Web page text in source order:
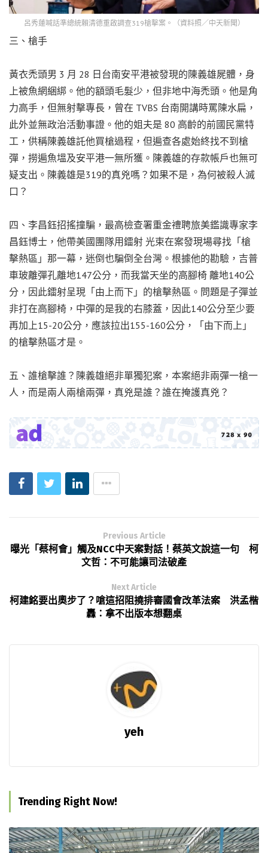
呂秀蓮喊話準總統賴清德重啟調查319槍擊案。（資料照／中天新聞）
三、槍手
黃衣禿頭男 3 月 28 日台南安平港被發現的陳義雄屍體，身
上被魚網綑綁。他的額頭毛髮少，但非地中海禿頭。他是角
力高手，但無射擊專長，曾在 TVBS 台南開講時罵陳水扁，
此外並無政治活動事證。他的姐夫是 80 高齡的前國民黨特
工，供稱陳義雄託他買槍過程，但遍查各處始終找不到槍
彈，撈遍魚塭及安平港一無所獲。陳義雄的存款帳戶也無可
疑支出。陳義雄是319的真兇嗎？如果不是，為何被殺人滅
口？
四、李昌鈺招搖撞騙，最高檢查署重金禮聘旅美鑑識專家李
昌鈺博士，他帶美國團隊用鐳射 光束在案發現場尋找「槍
擊熱區」那一幕，迷倒也騙倒全台灣。根據他的勘驗，吉普
車玻離彈孔離地147公分，而我當天坐的高腳椅 離地140公
分，因此鐳射呈現「由上而下」的槍擊熱區。問題是子彈並
非打在高腳椅，中彈的是我的右膝蓋，因此140公分至少要
再加上15-20公分，應該拉出155-160公分，「由下而上」
的槍擊熱區才是。
五、誰槍擊誰？陳義雄絕非單獨犯案，本案絕非兩彈一槍一
人，而是兩人兩槍兩彈，真兇是誰？誰在掩護真兇？
Previous Article
曝光「蔡柯會」觸及NCC中天案對話！蔡英文說這一句 柯
文哲：不可能讓司法破產
Next Article
柯建銘要出奧步了？嗆這招阻撓排審國會改革法案 洪孟楷
轟：拿不出版本想翻桌
yeh
Trending Right Now!